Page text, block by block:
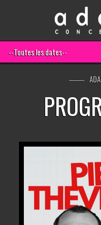
--Toutes les dates--